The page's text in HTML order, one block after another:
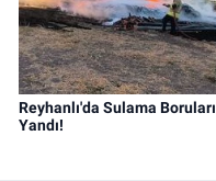
Reyhanlı'da Sulama Boruları
Yandı!